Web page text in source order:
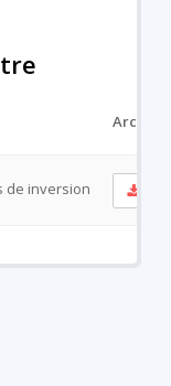
Archivo
de inversion